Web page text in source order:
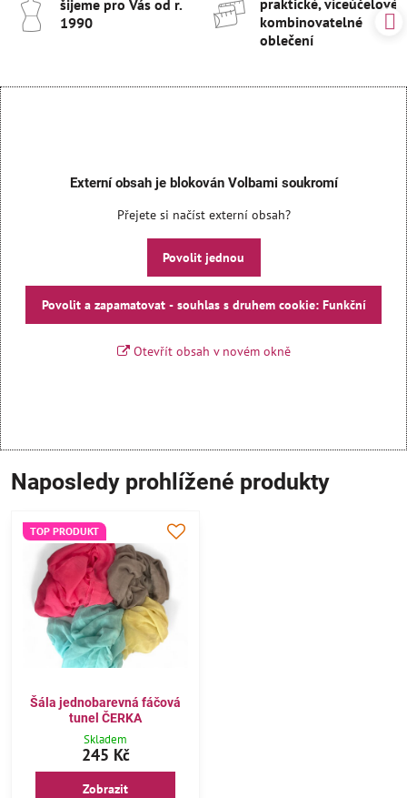
šijeme pro Vás od r​.
1990
praktické, víceúčelové
kombinovatelné
oblečení
Externí obsah je blokován Volbami soukromí
Přejete si načíst externí obsah?
Povolit jednou
Povolit a zapamatovat - souhlas s druhem cookie: Funkční
Otevřít obsah v novém okně
Naposledy prohlížené produkty
TOP PRODUKT
Šála jednobarevná fáčová
tunel ČERKA
Skladem
245 Kč
Zobrazit